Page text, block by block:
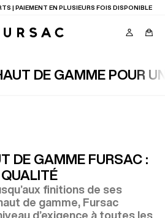
| PAIEMENT EN PLUSIEURS FOIS DISPONIBLE
DE GAMME POUR
DE GAMME FURSAC :
QUALITÉ
finitions de ses
de gamme, Fursac
d’exigence à toutes les